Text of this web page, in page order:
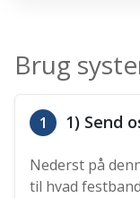
Brug
1 1) Send
Nederst på
til hvad